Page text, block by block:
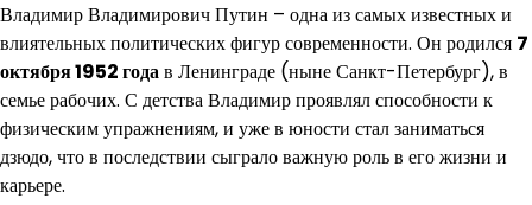
Владимир Владимирович Путин – одна из самых известных и
влиятельных политических фигур современности. Он родился 7
октября 1952 годав Ленинграде (ныне Санкт-Петербург), в
семье рабочих. С детства Владимир проявлял способности к
физическим упражнениям, и уже в юности стал заниматься
дзюдо, что в последствии сыграло важную роль в его жизни и
карьере.